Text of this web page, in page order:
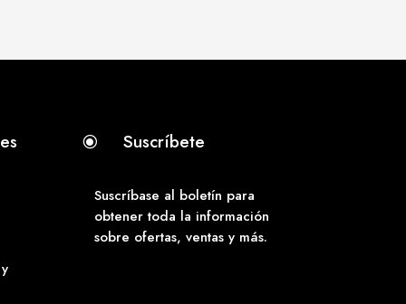
\ Suscríbete
Suscríbase al boletín para
obtener toda la información
sobre ofertas, ventas y más.